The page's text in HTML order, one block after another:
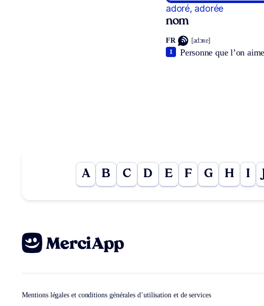
adoré, adorée
nom
FR [adɔʀe]
Personne que l’on
1
A B C D E F G H I
Mentions légales et conditions générales d’utilisation et de services